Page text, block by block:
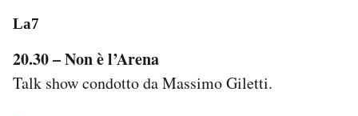
La7
20.30 – Non è l’Arena
Talk show condotto da Massimo Giletti.